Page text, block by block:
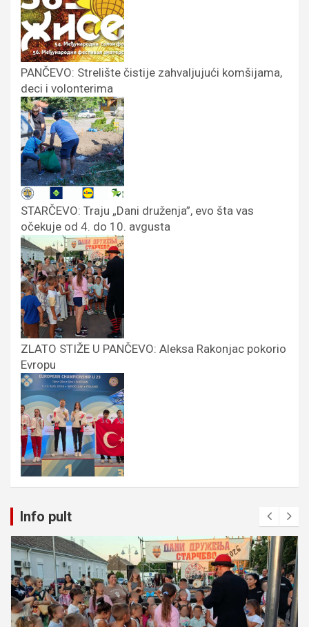
PANČEVO: Strelište čistije zahvaljujući komšijama,
deci i volonterima
STARČEVO: Traju „Dani druženja”, evo šta vas
očekuje od 4. do 10. avgusta
ZLATO STIŽE U PANČEVO: Aleksa Rakonjac pokorio
Evropu
Info pult